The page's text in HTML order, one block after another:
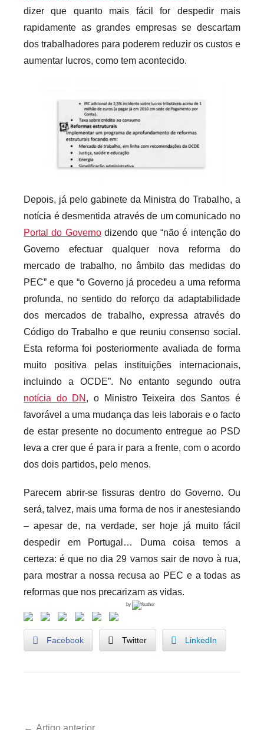
dizer que quanto mais fácil for despedir mais
rapidamente as grandes empresas se descartam
dos trabalhadores para poderem reduzir os custos e
aumentar lucros, como tem acontecido.
Depois, já pelo gabinete da Ministra do Trabalho, a
notícia é desmentida através de um comunicado no
Portal do Governodizendo que “não é intenção do
Governo efectuar qualquer nova reforma do
mercado de trabalho, no âmbito das medidas do
PEC” e que “o Governo já procedeu a uma reforma
profunda, no sentido do reforço da adaptabilidade
dos mercados de trabalho, expressa através do
Código do Trabalho e que reuniu consenso social.
Esta reforma foi posteriormente avaliada de forma
muito positiva pelas instituições internacionais,
incluindo a OCDE”. No entanto segundo outra
notícia do DN , o Ministro Teixeira dos Santos é
favorável a uma mudança das leis laborais e o facto
de estar presente no documento entregue ao PSD
leva a crer que é para ir para a frente, com o acordo
dos dois partidos, pelo menos.
Parecem abrir-se fissuras dentro do Governo. Ou
será, talvez, mais uma forma de nos ir anestesiando
– apesar de, na verdade, ser hoje já muito fácil
despedir em Portugal… Duma coisa temos a
certeza: é que no dia 29 vamos sair de novo à rua,
para mostrar a nossa recusa ao PEC e a todas as
reformas que nos precarizam as vidas.
by
Facebook Twitter LinkedIn
Artigo anterior